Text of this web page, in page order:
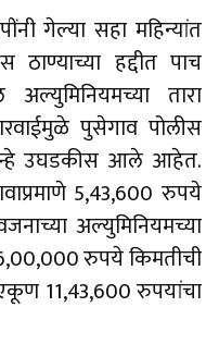
गेल्या सहा महिन्यांत
हद्दीत पाच
तारा
पुसेगाव पोलीस
उघडकीस आले आहेत.
5,43,600 रुपये
अल्युमिनियमच्या
रुपये किमतीची
11,43,600 रुपयांचा